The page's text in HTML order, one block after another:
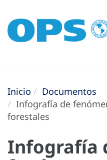
Inicio
Documentos
Infografía de
forestales
Infografía